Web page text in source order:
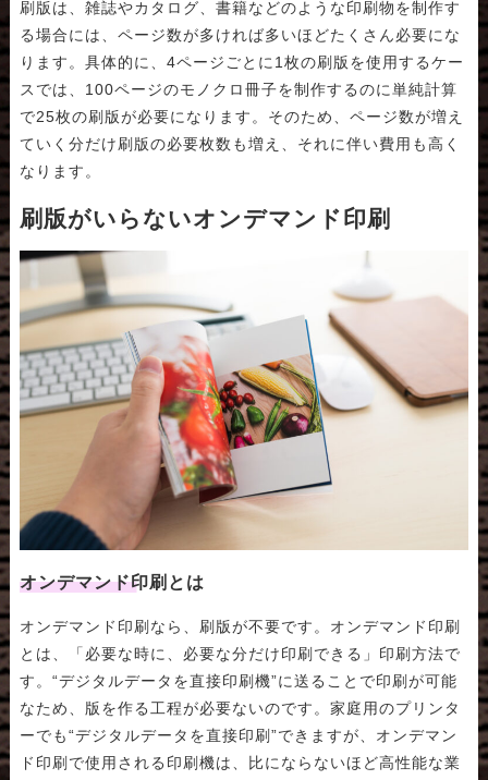
刷版は、雑誌やカタログ、書籍などのような印刷物を制作す
る場合には、ページ数が多ければ多いほどたくさん必要にな
ります。具体的に、4ページごとに1枚の刷版を使用するケー
スでは、100ページのモノクロ冊子を制作するのに単純計算
で25枚の刷版が必要になります。そのため、ページ数が増え
ていく分だけ刷版の必要枚数も増え、それに伴い費用も高く
なります。
刷版がいらないオンデマンド印刷
オンデマンド印刷とは
オンデマンド印刷なら、刷版が不要です。オンデマンド印刷
とは、「必要な時に、必要な分だけ印刷できる」印刷方法で
す。“デジタルデータを直接印刷機”に送ることで印刷が可能
なため、版を作る工程が必要ないのです。家庭用のプリンタ
ーでも“デジタルデータを直接印刷”できますが、オンデマン
ド印刷で使用される印刷機は、比にならないほど高性能な業